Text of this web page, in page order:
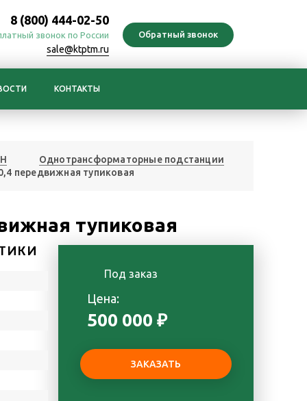
8 (800) 444-02-50
звонок по России
sale@ktptm.ru
КОНТАКТЫ
Однотрансформаторные подстанции
передвижная тупиковая
тупиковая
Под заказ
Цена:
500 000 ₽